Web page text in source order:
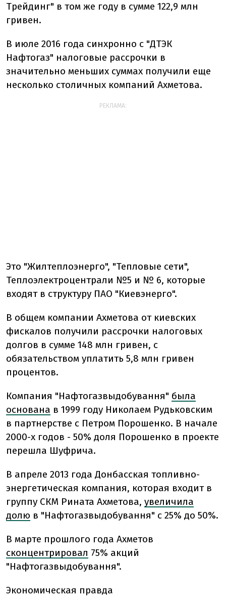
Трейдинг" в том же году в сумме 122,9 млн
гривен.
В июле 2016 года синхронно с "ДТЭК
Нафтогаз" налоговые рассрочки в
значительно меньших суммах получили еще
несколько столичных компаний Ахметова.
РЕКЛАМА:
Это "Жилтеплоэнерго", "Тепловые сети",
Теплоэлектроцентрали №5 и № 6, которые
входят в структуру ПАО "Киевэнерго".
В общем компании Ахметова от киевских
фискалов получили рассрочки налоговых
долгов в сумме 148 млн гривен, с
обязательством уплатить 5,8 млн гривен
процентов.
Компания "Нафтогазвыдобування" была
основана в 1999 году Николаем Рудьковским
в партнерстве с Петром Порошенко. В начале
2000-х годов - 50% доля Порошенко в проекте
перешла Шуфрича.
В апреле 2013 года Донбасская топливно-
энергетическая компания, которая входит в
группу СКМ Рината Ахметова, увеличила
долю в "Нафтогазвыдобування" с 25% до 50%.
В марте прошлого года Ахметов
сконцентрировал 75% акций
"Нафтогазвыдобування".
Экономическая правда